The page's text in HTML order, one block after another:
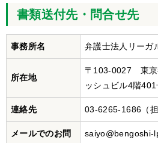
書類送付先・問合せ先
事務所名 弁護士法人リー
所在地
〒103-0027 東京
ッシュビル4階401
連絡先 03-6265-1686（担
メールでのお問
saiyo@bengoshi-